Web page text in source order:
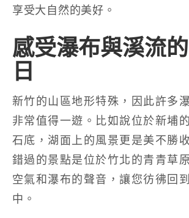
享受大自然的美好。
感受瀑布與溪流
日
新竹的山區地形特殊，因此許多
非常值得一遊。比如說位於新埔
石底，湖面上的風景更是美不勝
錯過的景點是位於竹北的青青草
空氣和瀑布的聲音，讓您彷彿回
中。